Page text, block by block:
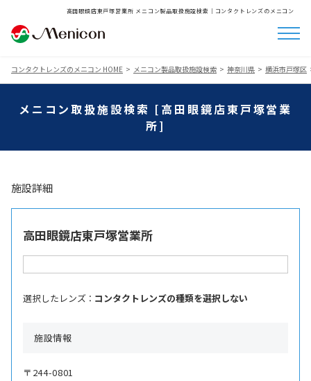
高田眼鏡店東戸塚営業所 メニコン製品取扱施設検索│コンタクトレンズのメニコン
コンタクトレンズのメニコン HOME メニコン製品取扱施設検索 神奈川県 横浜市戸塚区
メニコン取扱施設検索 [高田眼鏡店東戸塚営業
所]
施設詳細
高田眼鏡店東戸塚営業所
選択したレンズ ： コンタクトレンズの種類を選択しない
施設情報
〒244-0801